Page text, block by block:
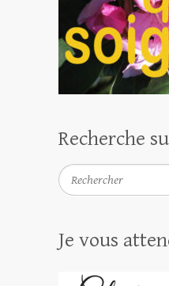
Recherche
Rechercher
Je vous